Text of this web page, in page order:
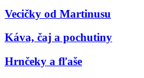
Vecičky od Martinusu
Káva, čaj a pochutiny
Hrnčeky a fľaše